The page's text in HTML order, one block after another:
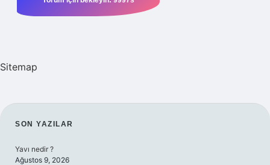
Sitemap
SIDEBAR
SON YAZILAR
Yavı nedir ?
Ağustos 9, 2026